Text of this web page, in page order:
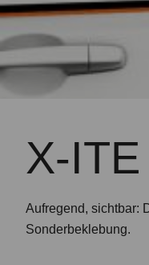
X-
Aufregend, sichtbar:
Sonderbeklebung.